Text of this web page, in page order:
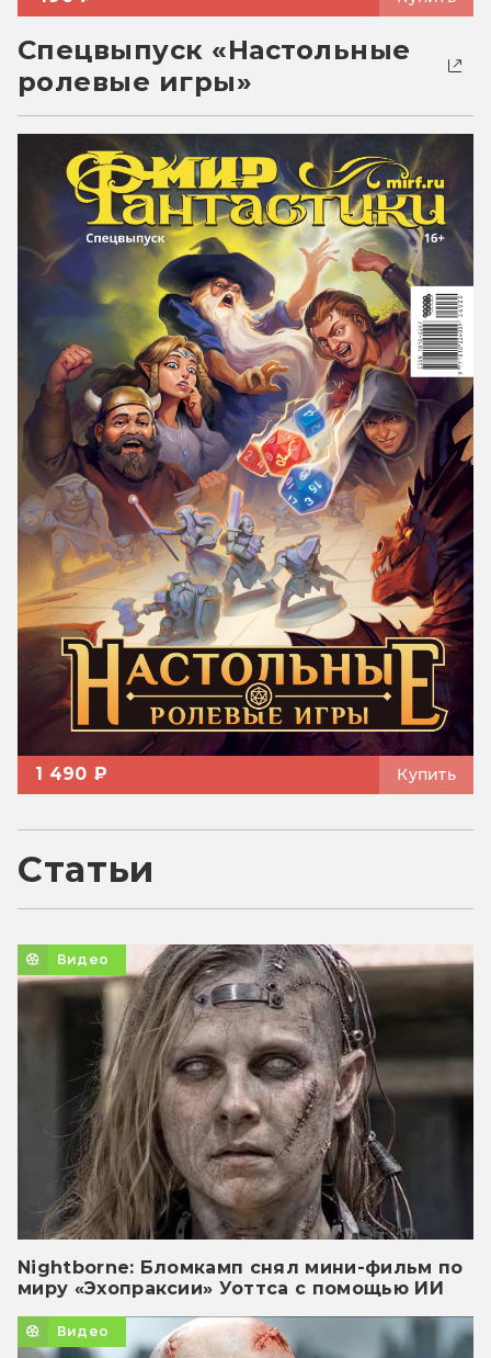
Спецвыпуск «Настольные
ролевые игры»
1 490 ₽ Купить
Статьи
Видео
Nightborne: Бломкамп снял мини-фильм по
миру «Эхопраксии» Уоттса с помощью ИИ
Видео